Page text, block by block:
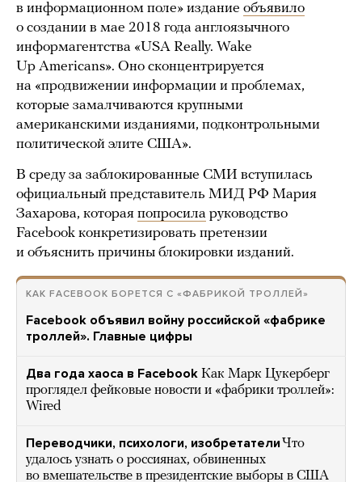
в информационном поле» издание объявило
о создании в мае 2018 года англоязычного
информагентства «USA Really. Wake
Up Americans». Оно сконцентрируется
на «продвижении информации и проблемах,
которые замалчиваются крупными
американскими изданиями, подконтрольными
политической элите США».
В среду за заблокированные СМИ вступилась
официальный представитель МИД РФ Мария
Захарова, которая попросила руководство
Facebook конкретизировать претензии
и объяснить причины блокировки изданий.
КАК FACEBOOK БОРЕТСЯ С «ФАБРИКОЙ ТРОЛЛЕЙ»
Facebook объявил войну российской «фабрике
троллей». Главные цифры
Два года хаоса в Facebook Как Марк Цукерберг
проглядел фейковые новости и «фабрики троллей»:
Wired
Переводчики, психологи, изобретателиЧто
удалось узнать о россиянах, обвиненных
во вмешательстве в президентские выборы в США